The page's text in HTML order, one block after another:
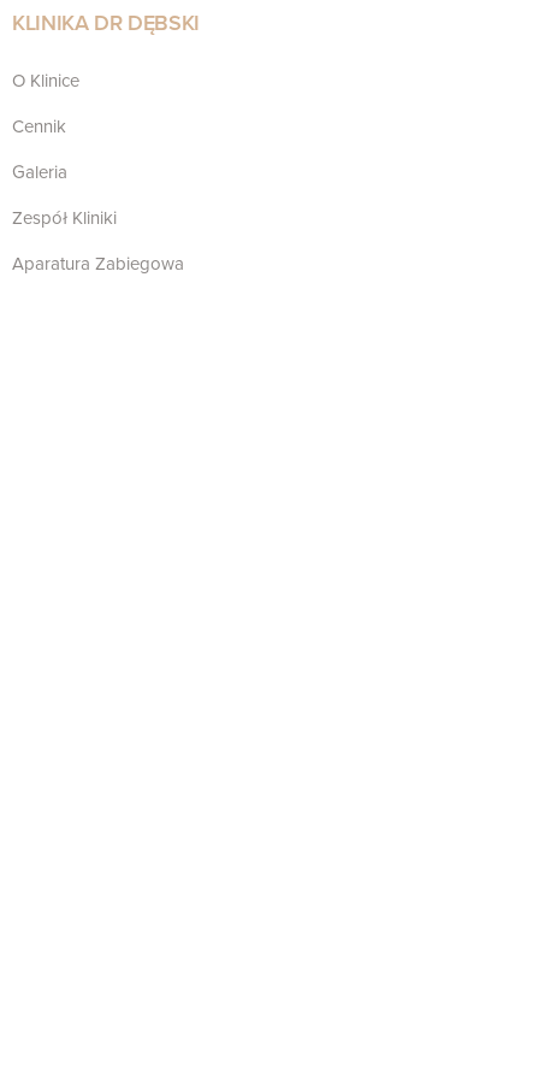
KLINIKA DR DĘBSKI
O Klinice
Cennik
Galeria
Zespół Kliniki
Aparatura Zabiegowa